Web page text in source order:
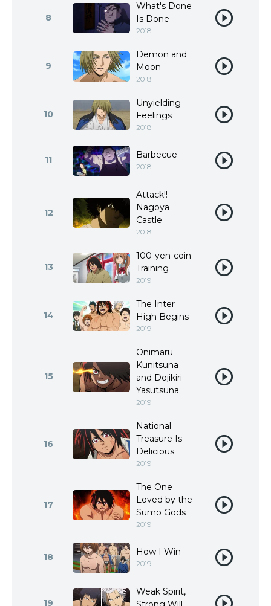
8
What's Done
Is Done
2018
9
Demon and
Moon
2018
10
Unyielding
Feelings
2018
11 Barbecue
2018
12
Attack!!
Nagoya
Castle
2018
13
100-yen-coin
Training
2019
14
The Inter
High Begins
2019
15
Onimaru
Kunitsuna
and Dojikiri
Yasutsuna
2019
16
National
Treasure Is
Delicious
2019
17
The One
Loved by the
Sumo Gods
2019
18 How I Win
2019
19
Weak Spirit,